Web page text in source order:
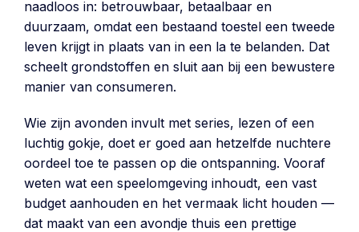
naadloos in: betrouwbaar, betaalbaar en
duurzaam, omdat een bestaand toestel een tweede
leven krijgt in plaats van in een la te belanden. Dat
scheelt grondstoffen en sluit aan bij een bewustere
manier van consumeren.
Wie zijn avonden invult met series, lezen of een
luchtig gokje, doet er goed aan hetzelfde nuchtere
oordeel toe te passen op die ontspanning. Vooraf
weten wat een speelomgeving inhoudt, een vast
budget aanhouden en het vermaak licht houden —
dat maakt van een avondje thuis een prettige